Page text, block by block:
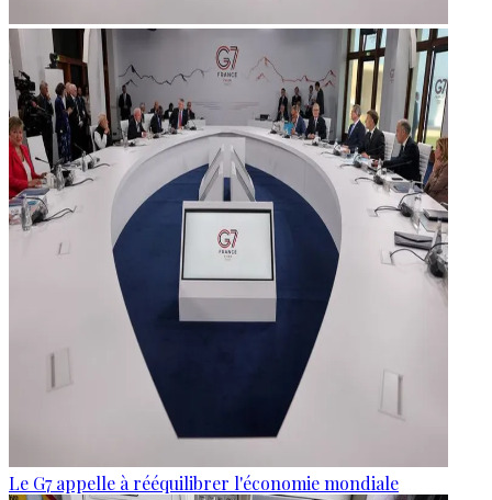
Le G7 appelle à rééquilibrer l'économie mondiale